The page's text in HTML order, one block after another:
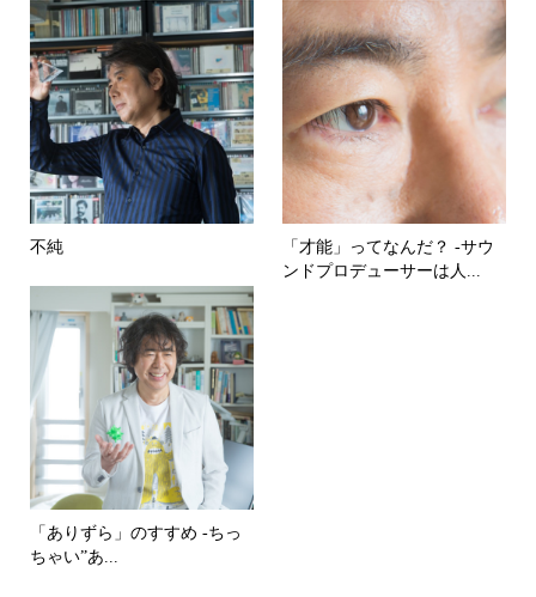
不純
「才能」ってなんだ？ -サウ
ンドプロデューサーは人...
「ありずら」のすすめ -ちっ
ちゃい”あ...